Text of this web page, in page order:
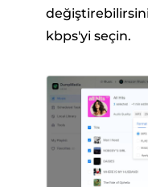
kbps'yi seçin.